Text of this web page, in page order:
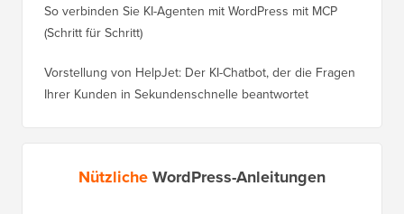
So verbinden Sie KI-Agenten mit WordPress mit MCP
(Schritt für Schritt)
Vorstellung von HelpJet: Der KI-Chatbot, der die Fragen
Ihrer Kunden in Sekundenschnelle beantwortet
NützlicheWordPress-Anleitungen